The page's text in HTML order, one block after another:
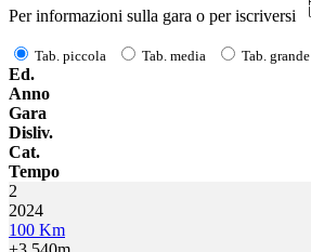
Per informazioni sulla gara o per iscriversi
Tab. piccola Tab. media Tab. grande
Ed.
Anno
Gara
Disliv.
Cat.
Tempo
2
2024
100 Km